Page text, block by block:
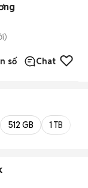
số Chat
512 GB 1 TB